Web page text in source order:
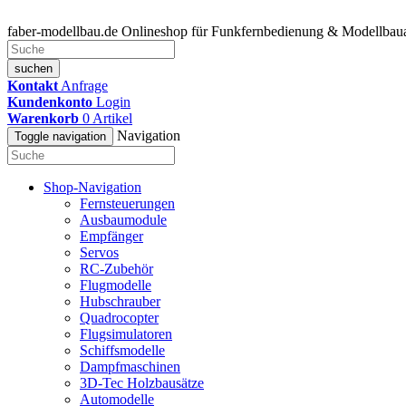
faber-modellbau.de Onlineshop für Funkfernbedienung &
suchen
Kontakt Anfrage
Kundenkonto Login
Warenkorb 0 Artikel
Toggle navigation Navigation
Shop-Navigation
Fernsteuerungen
Ausbaumodule
Empfänger
Servos
RC-Zubehör
Flugmodelle
Hubschrauber
Quadrocopter
Flugsimulatoren
Schiffsmodelle
Dampfmaschinen
3D-Tec Holzbausätze
Automodelle